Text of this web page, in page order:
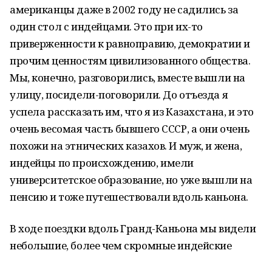
американцы даже в 2002 году не садились за
один стол с индейцами. Это при их-то
приверженности к равноправию, демократии и
прочим ценностям цивилизованного общества.
Мы, конечно, разговорились, вместе вышли на
улицу, посидели-поговорили. До отъезда я
успела рассказать им, что я из Казахстана, и это
очень весомая часть бывшего СССР, а они очень
похожи на этнических казахов. И муж, и жена,
индейцы по происхождению, имели
университетское образование, но уже вышли на
пенсию и тоже путешествовали вдоль каньона.
В ходе поездки вдоль Гранд-Каньона мы видели
небольшие, более чем скромные индейские